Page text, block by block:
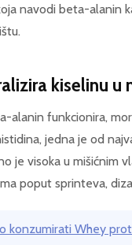
navodi beta-alanin
kiselinu u
alanin funkcionira,
jedna je od
je visoka u mišićnim
poput sprinteva,
konzumirati Whey